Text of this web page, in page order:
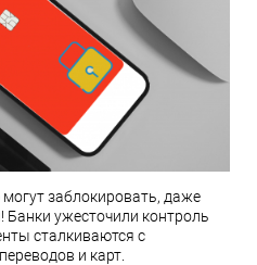
заблокировать, даже
Банки ужесточили контроль
сталкиваются с
и карт.